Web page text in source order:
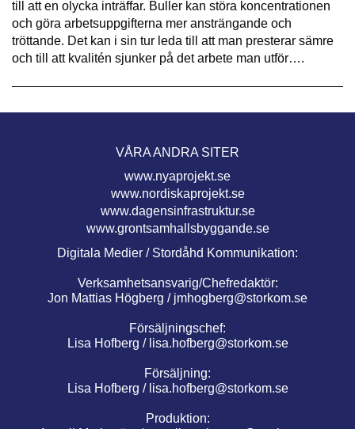
till att en olycka inträffar. Buller kan störa koncentrationen
och göra arbetsuppgifterna mer ansträngande och
tröttande. Det kan i sin tur leda till att man presterar sämre
och till att kvalitén sjunker på det arbete man utför….
VÅRA ANDRA SITER
www.nyaprojekt.se
www.nordiskaprojekt.se
www.dagensinfrastruktur.se
www.grontsamhallsbyggande.se
Digitala Medier / Stordåhd Kommunikation:
Verksamhetsansvarig/Chefredaktör:
Jon Mattias Högberg / jmhogberg@storkom.se
Försäljningschef:
Lisa Hofberg / lisa.hofberg@storkom.se
Försäljning:
Lisa Hofberg / lisa.hofberg@storkom.se
Produktion: